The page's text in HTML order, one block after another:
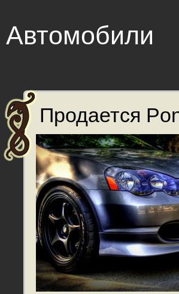
Автомобили
Продается